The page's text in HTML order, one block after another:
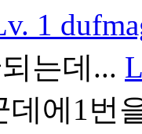
1
는데...
데에1번